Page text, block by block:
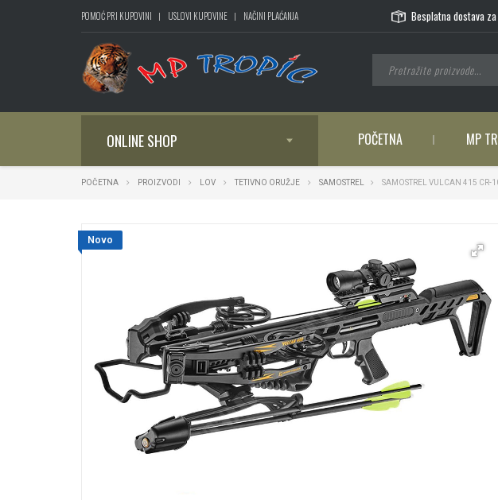
POMOĆ PRI KUPOVINI USLOVI KUPOVINE NAČINI PLAĆANJA Besplatna dostava
ONLINE SHOP POČETNA MP
POČETNA PROIZVODI LOV TETIVNO ORUŽJE SAMOSTREL SAMOSTREL VULCAN 415 CR-
Novo